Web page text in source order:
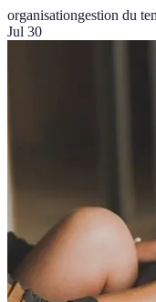
organisationgestion du
Jul 30